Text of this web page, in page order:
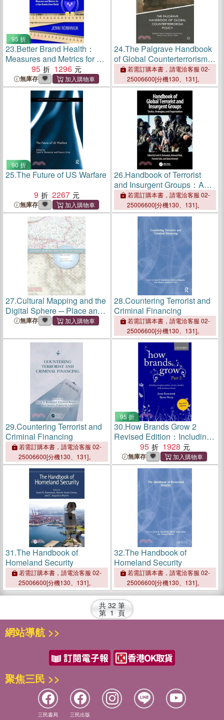
95 折
23.Better Brand Health：
Measures and Metrics for a
How Brands Grow World
95 1296
無庫存
24.The Palgrave Handbook
of Global Counterterrorism
Policy
若需訂購本書，請電洽客服 02-
25006600[分機130、131]。
90 折
25.The Future of US Warfare
9
2267
無庫存
26.Handbook of Terrorist
and Insurgent Groups：A
Global Survey of Threats,
Tactics, and Characteristics
若需訂購本書，請電洽客服 02-
25006600[分機130、131]。
27.Cultural Mapping and the
Digital Sphere ─ Place and
Space無庫存
28.Countering Terrorist and
Criminal Financing
若需訂購本書，請電洽客服 02-
25006600[分機130、131]。
29.Countering Terrorist and
Criminal Financing
若需訂購本書，請電洽客服 02-
25006600[分機130、131]。
95 折
30.How Brands Grow 2
Revised Edition：Including
Emerging Markets, Services,
Durables, B2B and Luxury
Brands
95 1928
無庫存
31.The Handbook of
Homeland Security
若需訂購本書，請電洽客服 02-
25006600[分機130、131]。
32.The Handbook of
Homeland Security
若需訂購本書，請電洽客服 02-
25006600[分機130、131]。
共 32 筆
第 1 頁
網站導航 >>
聚焦三民 >>
三民書局 三民出版